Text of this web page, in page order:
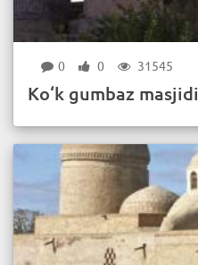
0 0 31545
Ko‘k gumbaz masjidi